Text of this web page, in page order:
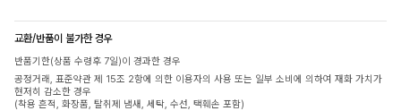
교환/반품이 불가한 경우
반품기한(상품 수령후 7일)이 경과한 경우
공정거래, 표준약관 제 15조 2항에 의한 이용자의 사용 또는 일부 소비에 의하여 재화 가치가
현저히 감소한 경우
(착용 흔적, 화장품, 탈취제 냄새, 세탁, 수선, 택훼손 포함)